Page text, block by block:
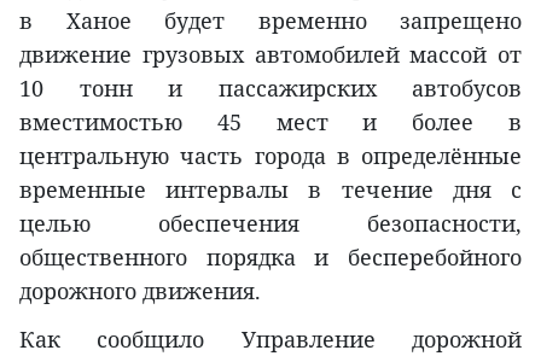
в Ханое будет временно запрещено
движение грузовых автомобилей массой от
10 тонн и пассажирских автобусов
вместимостью 45 мест и более в
центральную часть города в определённые
временные интервалы в течение дня с
целью обеспечения безопасности,
общественного порядка и бесперебойного
дорожного движения.
Как сообщило Управление дорожной